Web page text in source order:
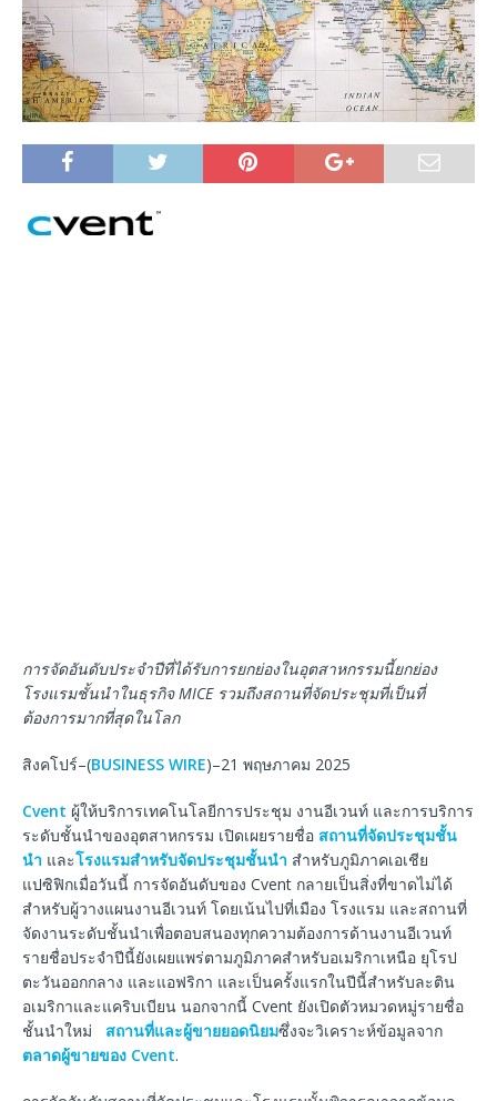
การจัดอันดับประจำปีที่ได้รับการยกย่องในอุตสาหกรรมนี้ยกย่อง
โรงแรมชั้นนำในธุรกิจ MICE รวมถึงสถานที่จัดประชุมที่เป็นที่
ต้องการมากที่สุดในโลก
สิงคโปร์–(BUSINESS WIRE)–21 พฤษภาคม 2025
Cvent ผู้ให้บริการเทคโนโลยีการประชุม งานอีเวนท์ และการบริการ
ระดับชั้นนำของอุตสาหกรรม เปิดเผยรายชื่อ สถานที่จัดประชุมชั้น
นำ และโรงแรมสำหรับจัดประชุมชั้นนำ สำหรับภูมิภาคเอเชีย
แปซิฟิกเมื่อวันนี้ การจัดอันดับของ Cvent กลายเป็นสิ่งที่ขาดไม่ได้
สำหรับผู้วางแผนงานอีเวนท์ โดยเน้นไปที่เมือง โรงแรม และสถานที่
จัดงานระดับชั้นนำเพื่อตอบสนองทุกความต้องการด้านงานอีเวนท์
รายชื่อประจำปีนี้ยังเผยแพร่ตามภูมิภาคสำหรับอเมริกาเหนือ ยุโรป
ตะวันออกกลาง และแอฟริกา และเป็นครั้งแรกในปีนี้สำหรับละติน
อเมริกาและแคริบเบียน นอกจากนี้ Cvent ยังเปิดตัวหมวดหมู่รายชื่อ
ชั้นนำใหม่ สถานที่และผู้ขายยอดนิยมซึ่งจะวิเคราะห์ข้อมูลจาก
ตลาดผู้ขายของ Cvent.